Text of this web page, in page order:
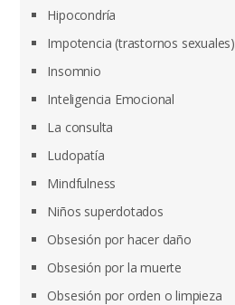
Hipocondría
Impotencia (trastornos sexuales)
Insomnio
Inteligencia Emocional
La consulta
Ludopatía
Mindfulness
Niños superdotados
Obsesión por hacer daño
Obsesión por la muerte
Obsesión por orden o limpieza